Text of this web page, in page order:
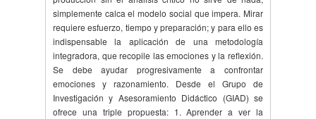
simplemente calca el modelo social que impera. Mirar
requiere esfuerzo, tiempo y preparación; y para ello es
indispensable la aplicación de una metodología
integradora, que recopile las emociones y la reflexión.
Se debe ayudar progresivamente a confrontar
emociones y razonamiento. Desde el Grupo de
Investigación y Asesoramiento Didáctico (GIAD) se
ofrece una triple propuesta: 1. Aprender a ver la